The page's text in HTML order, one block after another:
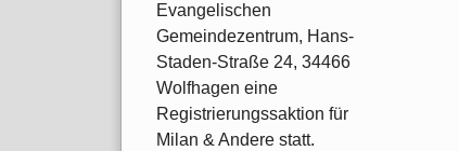
Evangelischen
Gemeindezentrum, Hans-
Staden-Straße 24, 34466
Wolfhagen eine
Registrierungssaktion für
Milan & Andere statt.